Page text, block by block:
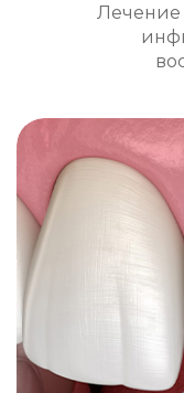
Лечение